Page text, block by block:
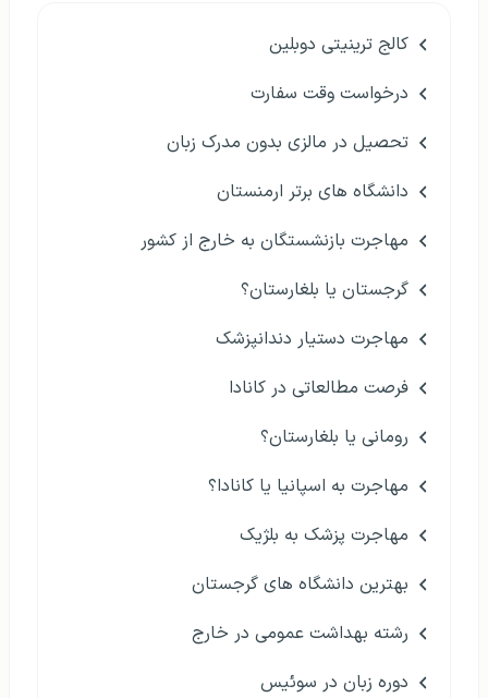
کالج ترینیتی دوبلین
درخواست وقت سفارت
تحصیل در مالزی بدون مدرک زبان
دانشگاه های برتر ارمنستان
مهاجرت بازنشستگان به خارج از کشور
گرجستان یا بلغارستان؟
مهاجرت دستیار دندانپزشک
فرصت مطالعاتی در کانادا
رومانی یا بلغارستان؟
مهاجرت به اسپانیا یا کانادا؟
مهاجرت پزشک به بلژیک
بهترین دانشگاه های گرجستان
رشته بهداشت عمومی در خارج
دوره زبان در سوئیس